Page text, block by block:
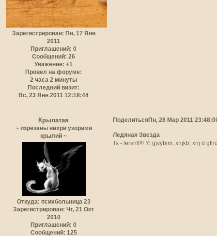
Зарегистрирован: Пн, 17 Янв
2011
Приглашений: 0
Сообщений: 26
Уважение: +1
Провел на форуме:
2 часа 2 минуты
Последний визит:
Вс, 23 Янв 2011 12:18:44
ПоделитьсяПн, 28 Мар 2011
Крылатая
~ изрезаны вихри узорами
крылий ~
Откуда: психбольница 23
Зарегистрирован: Чт, 21 Окт
2010
Приглашений: 0
Сообщений: 125
Ледяная Звезда
Ts - lersnlf!!! Yt gjvybim, xnjkb, xnj d